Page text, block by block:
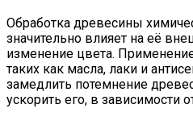
Обработка древесины
значительно влияет на её
изменение цвета.
таких как масла, лаки и
замедлить потемнение
ускорить его, в зависимости